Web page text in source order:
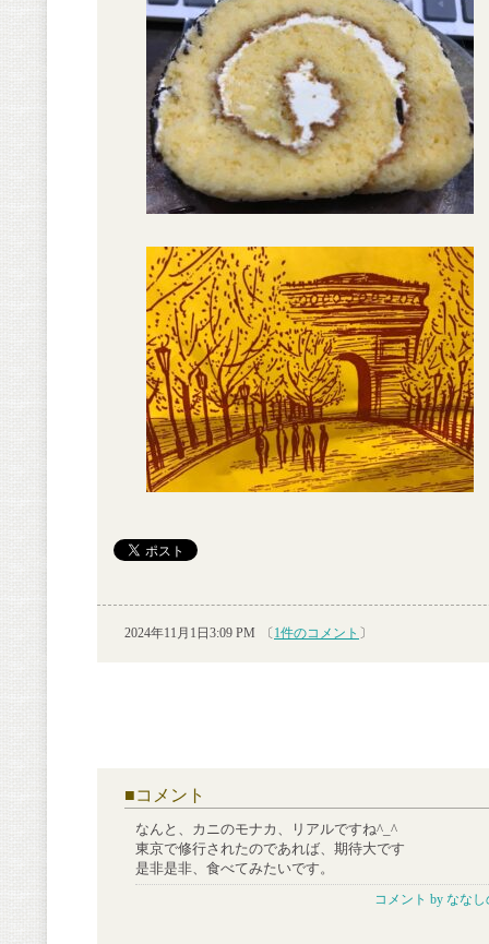
2024年11月1日3:09 PM 〔 1件のコメント 〕
■コメント
なんと、カニのモナカ、リアルですね^_^
東京で修行されたのであれば、期待大です
是非是非、食べてみたいです。
コメント by ななし